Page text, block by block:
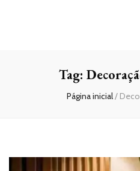
Tag:
Página inicial/